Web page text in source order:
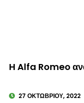
Η Alfa Romeo
27 ΟΚΤΩΒΡΊΟΥ, 2022